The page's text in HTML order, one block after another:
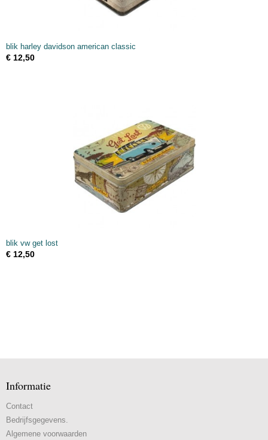
blik harley davidson american classic
€ 12,50
blik vw get lost
€ 12,50
Informatie
Contact
Bedrijfsgegevens.
Algemene voorwaarden